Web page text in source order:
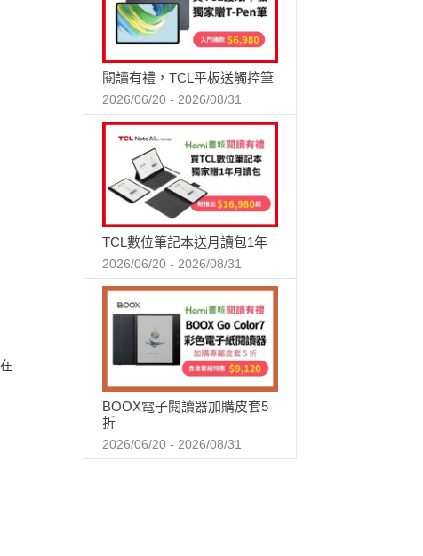
閱讀有禮，TCL平板送觸控筆
2026/06/20 - 2026/08/31
TCL數位筆記本送月讀包1年
2026/06/20 - 2026/08/31
BOOX電子閱讀器加購皮套5
折
2026/06/20 - 2026/08/31